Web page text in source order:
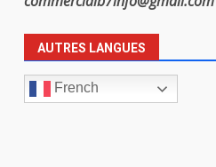
AUTRES LANGUES
French